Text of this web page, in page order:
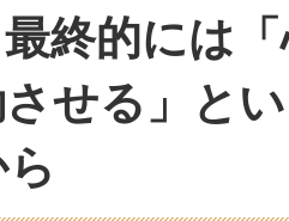
終的には
せる」と